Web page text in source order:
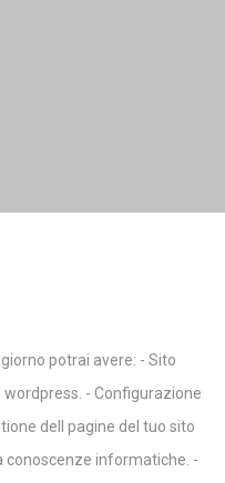
potrai avere: - Sito
- Configurazione
dell pagine del tuo sito
conoscenze informatiche. -